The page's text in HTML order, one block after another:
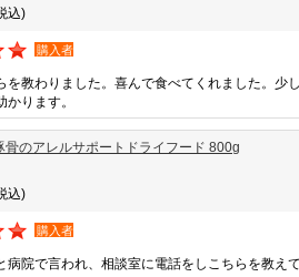
込)
購入者
を教わりました。喜んで食べてくれました。
ります。
骨のアレルサポートドライフード 800g
込)
購入者
病院で言われ、相談室に電話をしこちらを教え